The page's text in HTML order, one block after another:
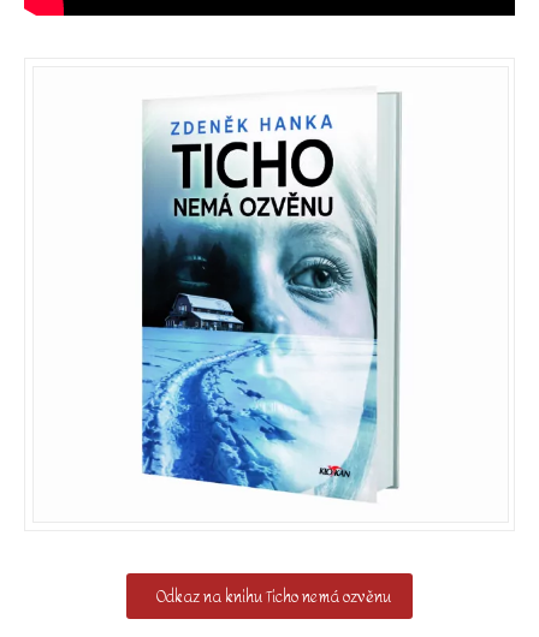
Odkaz na knihu Ticho nemá ozvěnu